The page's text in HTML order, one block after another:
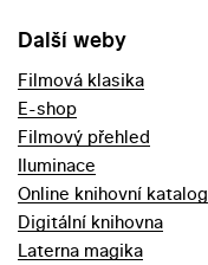
Další weby
Filmová klasika
E-shop
Filmový přehled
Iluminace
Online knihovní katalog
Digitální knihovna
Laterna magika